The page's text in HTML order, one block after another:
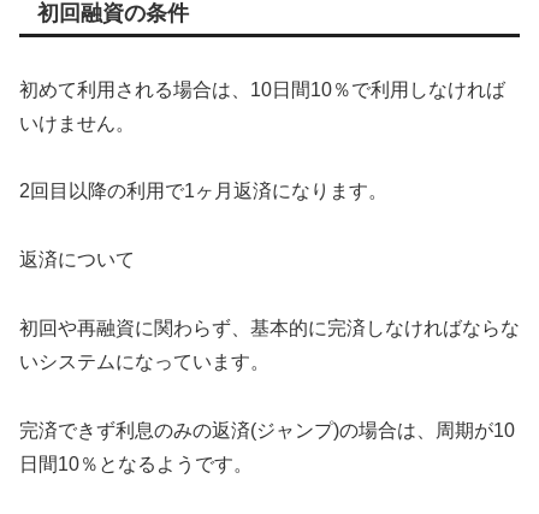
初回融資の条件
初めて利用される場合は、10日間10％で利用しなければ
いけません。
2回目以降の利用で1ヶ月返済になります。
返済について
初回や再融資に関わらず、基本的に完済しなければならな
いシステムになっています。
完済できず利息のみの返済(ジャンプ)の場合は、周期が10
日間10％となるようです。